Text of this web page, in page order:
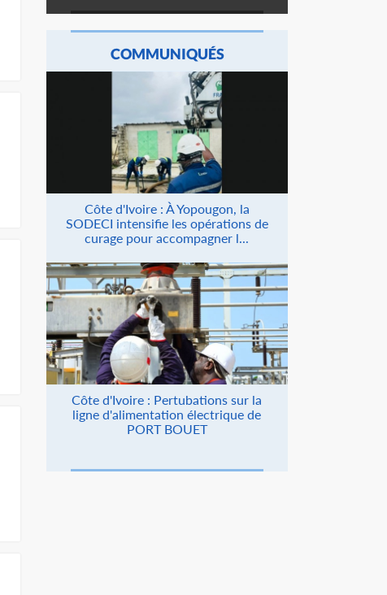
COMMUNIQUÉS
Côte d'Ivoire : À Yopougon, la
SODECI intensifie les opérations de
curage pour accompagner l...
Côte d'Ivoire : Pertubations sur la
ligne d'alimentation électrique de
PORT BOUET